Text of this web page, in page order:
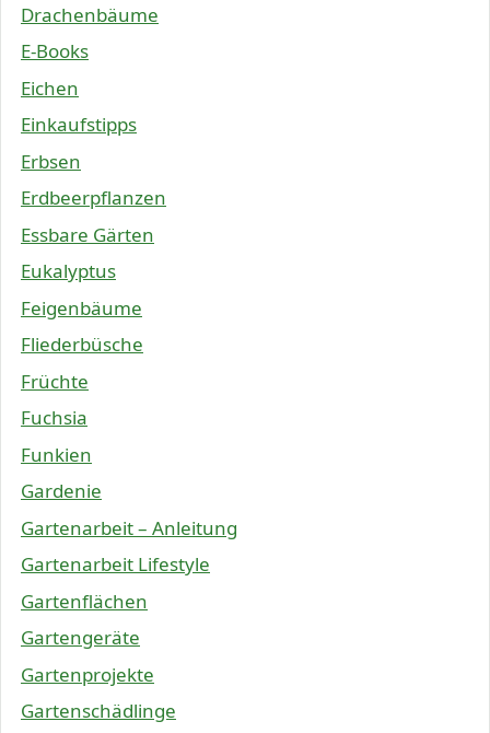
Drachenbäume
E-Books
Eichen
Einkaufstipps
Erbsen
Erdbeerpflanzen
Essbare Gärten
Eukalyptus
Feigenbäume
Fliederbüsche
Früchte
Fuchsia
Funkien
Gardenie
Gartenarbeit – Anleitung
Gartenarbeit Lifestyle
Gartenflächen
Gartengeräte
Gartenprojekte
Gartenschädlinge